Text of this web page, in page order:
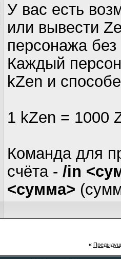
У вас есть
или вывести
персонажа
Каждый
kZen и
1 kZen = 1000
Команда для
счёта - /in
<сумма>
«